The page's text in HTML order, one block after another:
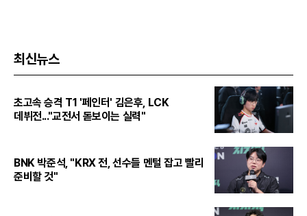
최신뉴스
초고속 승격 T1 '페인터' 김은후, LCK
데뷔전..."교전서 돋보이는 실력"
BNK 박준석, "KRX 전, 선수들 멘털 잡고 빨리
준비할 것"